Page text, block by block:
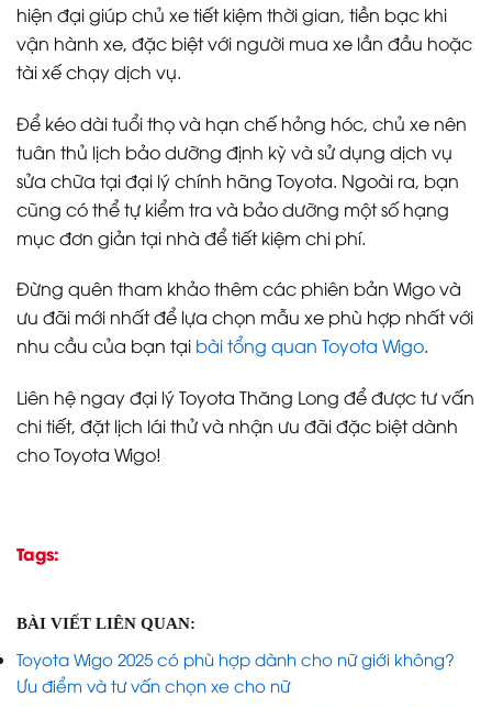
hiện đại giúp chủ xe tiết kiệm thời gian, tiền bạc khi
vận hành xe, đặc biệt với người mua xe lần đầu hoặc
tài xế chạy dịch vụ.
Để kéo dài tuổi thọ và hạn chế hỏng hóc, chủ xe nên
tuân thủ lịch bảo dưỡng định kỳ và sử dụng dịch vụ
sửa chữa tại đại lý chính hãng Toyota. Ngoài ra, bạn
cũng có thể tự kiểm tra và bảo dưỡng một số hạng
mục đơn giản tại nhà để tiết kiệm chi phí.
Đừng quên tham khảo thêm các phiên bản Wigo và
ưu đãi mới nhất để lựa chọn mẫu xe phù hợp nhất với
nhu cầu của bạn tại bài tổng quan Toyota Wigo.
Liên hệ ngay đại lý Toyota Thăng Long để được tư vấn
chi tiết, đặt lịch lái thử và nhận ưu đãi đặc biệt dành
cho Toyota Wigo!
Tags:
BÀI VIẾT LIÊN QUAN:
Toyota Wigo 2025 có phù hợp dành cho nữ giới không?
Ưu điểm và tư vấn chọn xe cho nữ